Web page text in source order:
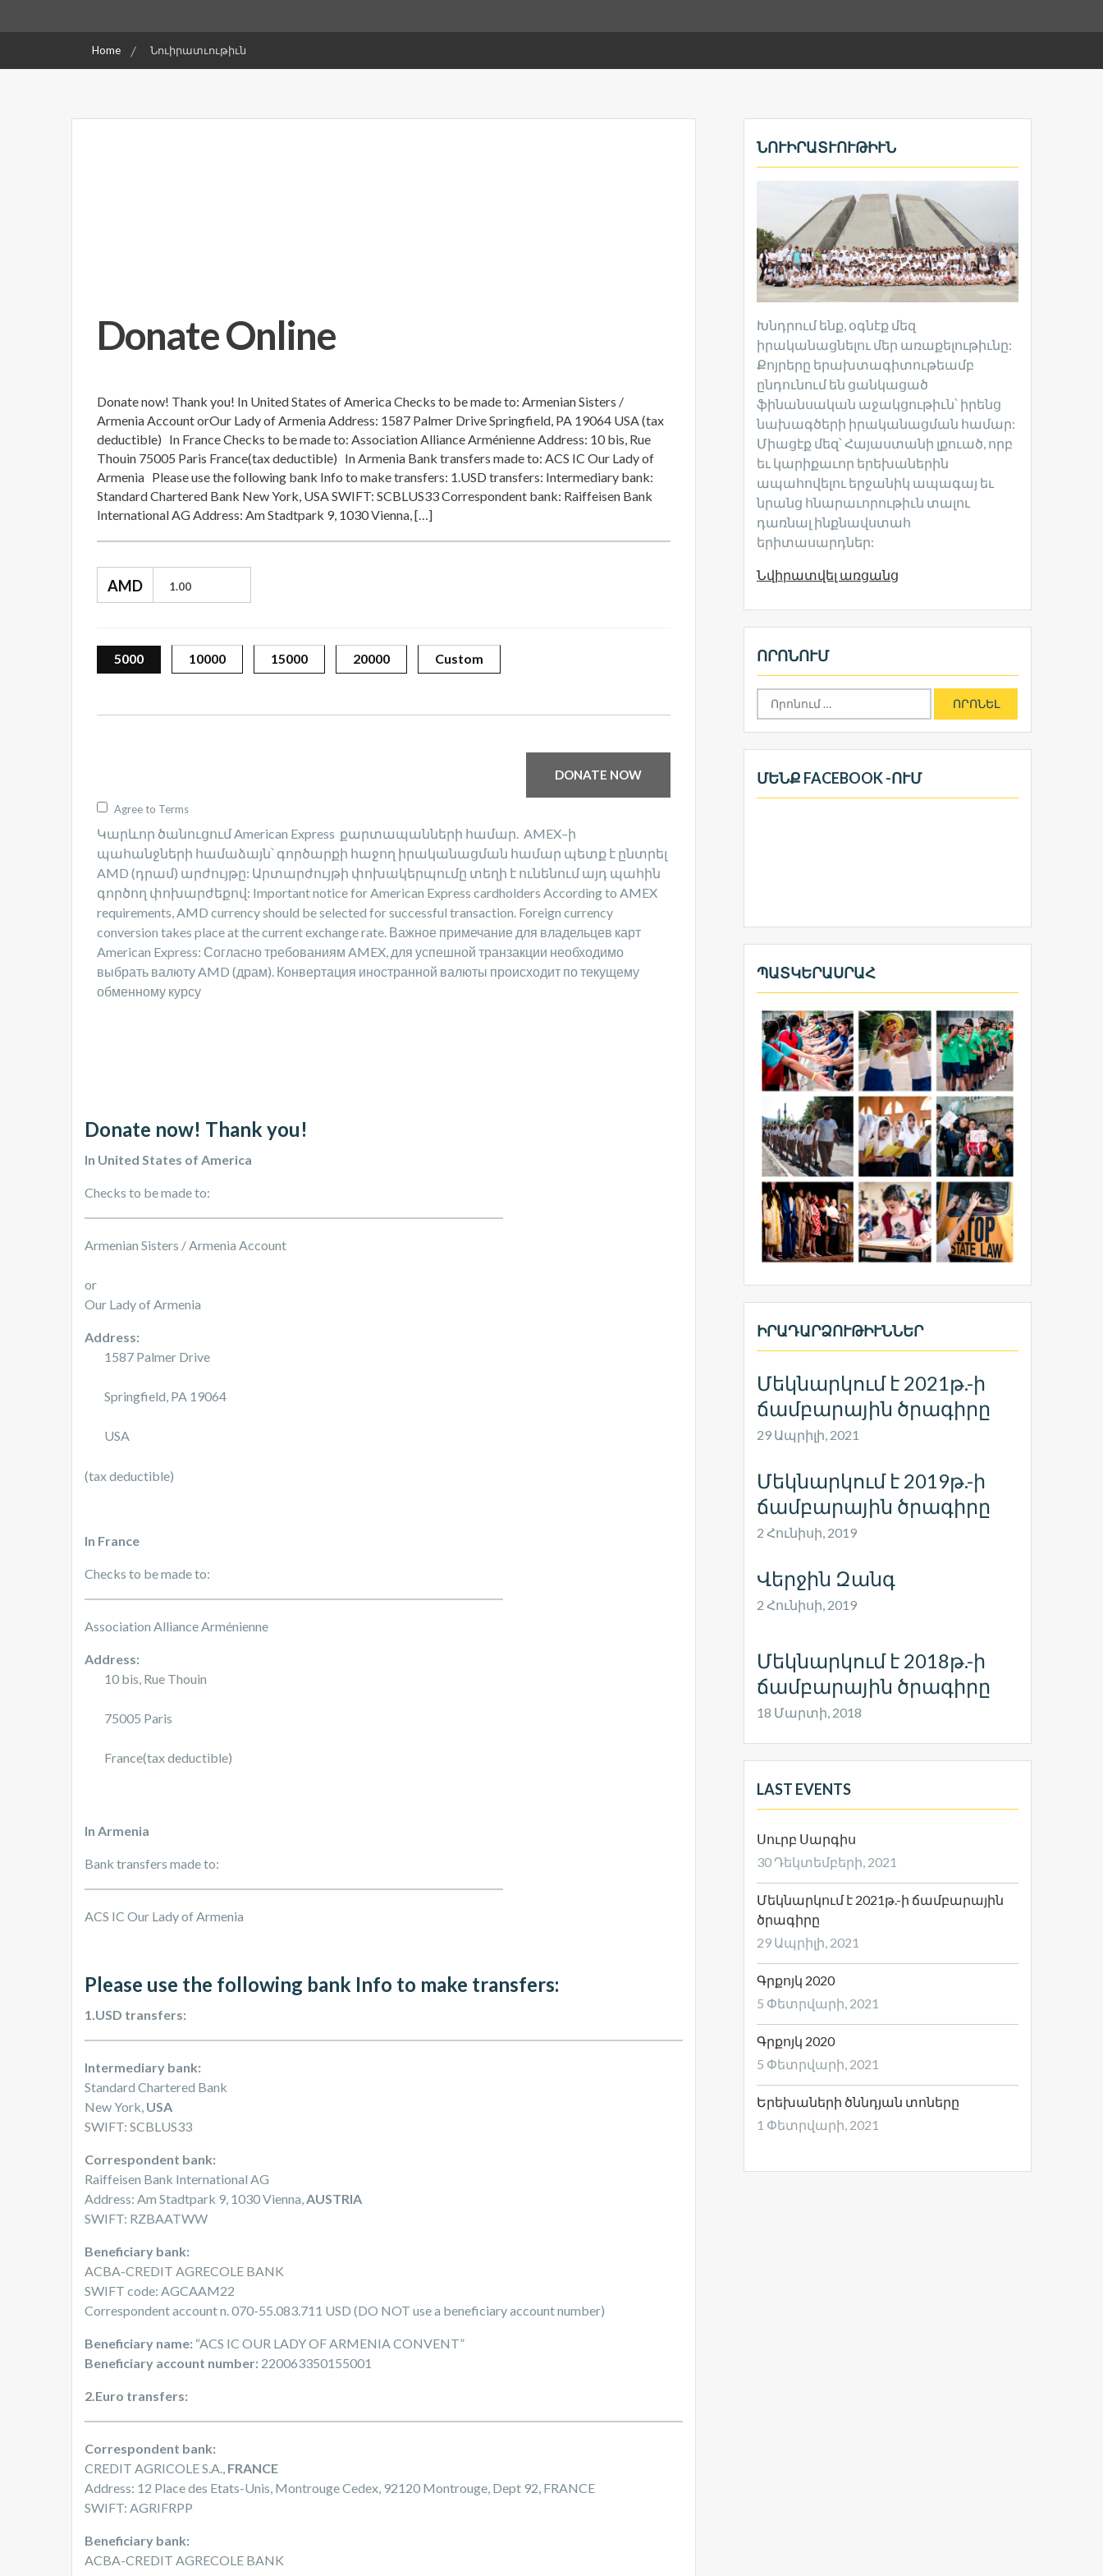
Home Նուիրատւութիւն
Donate Online
Donate now! Thank you! In United States of America Checks to be made to: Armenian Sisters /
Armenia Account orOur Lady of Armenia Address: 1587 Palmer Drive Springfield, PA 19064 USA (tax
deductible) In France Checks to be made to: Association Alliance Arménienne Address: 10 bis, Rue
Thouin 75005 Paris France(tax deductible) In Armenia Bank transfers made to: ACS IC Our Lady of
Armenia Please use the following bank Info to make transfers: 1.USD transfers: Intermediary bank:
Standard Chartered Bank New York, USA SWIFT: SCBLUS33 Correspondent bank: Raiffeisen Bank
International AG Address: Am Stadtpark 9, 1030 Vienna, […]
AMD
5000 10000 15000 20000 Custom
DONATE NOW
Agree to Terms
Կարևոր ծանուցում American Express քարտապանների համար. AMEX–ի
պահանջների համաձայն՝ գործարքի հաջող իրականացման համար պետք է ընտրել
AMD (դրամ) արժույթը: Արտարժույթի փոխակերպումը տեղի է ունենում այդ պահին
գործող փոխարժեքով:​ Important notice for American Express cardholders According to AMEX
requirements, AMD currency should be selected for successful transaction. Foreign currency
conversion takes place at the current exchange rate. Важное примечание для владельцев карт
American Express: Согласно требованиям AMEX, для успешной транзакции необходимо
выбрать валюту AMD (драм). Конвертация иностранной валюты происходит по текущему
обменному курсу​
Donate now! Thank you!
In United States of America
Checks to be made to:
Armenian Sisters / Armenia Account
or
Our Lady of Armenia
Address:
1587 Palmer Drive
Springfield, PA 19064
USA
(tax deductible)
In France
Checks to be made to:
Association Alliance Arménienne
Address:
10 bis, Rue Thouin
75005 Paris
France(tax deductible)
In Armenia
Bank transfers made to:
ACS IC Our Lady of Armenia
Please use the following bank Info to make transfers:
1.USD transfers:
Intermediary bank:
Standard Chartered Bank
New York, USA
SWIFT: SCBLUS33
Correspondent bank:
Raiffeisen Bank International AG
Address: Am Stadtpark 9, 1030 Vienna,AUSTRIA
SWIFT: RZBAATWW
Beneficiary bank:
ACBA-CREDIT AGRECOLE BANK
SWIFT code: AGCAAM22
Correspondent account n. 070-55.083.711 USD (DO NOT use a beneficiary account number)
Beneficiary name: “ACS IC OUR LADY OF ARMENIA CONVENT”
Beneficiary account number: 220063350155001
2.Euro transfers:
Correspondent bank:
CREDIT AGRICOLE S.A., FRANCE
Address: 12 Place des Etats-Unis, Montrouge Cedex, 92120 Montrouge, Dept 92, FRANCE
SWIFT: AGRIFRPP
Beneficiary bank:
ACBA-CREDIT AGRECOLE BANK
ՆՈՒԻՐԱՏՒՈՒԹԻՒՆ
Խնդրում ենք, օգնէք մեզ
իրականացնելու մեր առաքելութիւնը:
Քոյրերը երախտագիտութեամբ
ընդունում են ցանկացած
ֆինանսական աջակցութիւն՝ իրենց
նախագծերի իրականացման համար:
Միացէք մեզ՝ Հայաստանի լքուած, որբ
եւ կարիքաւոր երեխաներին
ապահովելու երջանիկ ապագայ եւ
նրանց հնարաւորութիւն տալու
դառնալ ինքնավստահ
երիտասարդներ:
Նվիրատվել առցանց
ՈՐՈՆՈՒՄ
Որոնել՝
ՄԵՆՔ FACEBOOK -ՈՒՄ
ՊԱՏԿԵՐԱՍՐԱՀ
ԻՐԱԴԱՐՁՈՒԹԻՒՆՆԵՐ
Մեկնարկում է 2021թ.-ի
ճամբարային ծրագիրը
29 Ապրիլի, 2021
Մեկնարկում է 2019թ.-ի
ճամբարային ծրագիրը
2 Հունիսի, 2019
Վերջին Զանգ
2 Հունիսի, 2019
Մեկնարկում է 2018թ.-ի
ճամբարային ծրագիրը
18 Մարտի, 2018
LAST EVENTS
Սուրբ Սարգիս
30 Դեկտեմբերի, 2021
Մեկնարկում է 2021թ.-ի ճամբարային
ծրագիրը
29 Ապրիլի, 2021
Գրքոյկ 2020
5 Փետրվարի, 2021
Գրքոյկ 2020
5 Փետրվարի, 2021
Երեխաների ծննդյան տոները
1 Փետրվարի, 2021